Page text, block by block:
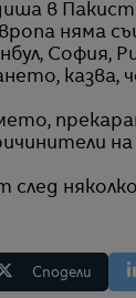
в
няма
София,
казва,
Сподели